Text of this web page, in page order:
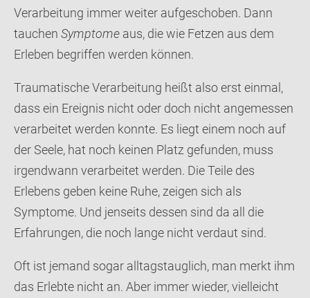
Verarbeitung immer weiter aufgeschoben. Dann
tauchen Symptome aus, die wie Fetzen aus dem
Erleben begriffen werden können.
Traumatische Verarbeitung heißt also erst einmal,
dass ein Ereignis nicht oder doch nicht angemessen
verarbeitet werden konnte. Es liegt einem noch auf
der Seele, hat noch keinen Platz gefunden, muss
irgendwann verarbeitet werden. Die Teile des
Erlebens geben keine Ruhe, zeigen sich als
Symptome. Und jenseits dessen sind da all die
Erfahrungen, die noch lange nicht verdaut sind.
Oft ist jemand sogar alltagstauglich, man merkt ihm
das Erlebte nicht an. Aber immer wieder, vielleicht